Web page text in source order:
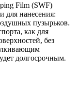
Film (SWF)
для нанесения:
пузырьков.
как для
без
долгосрочным.